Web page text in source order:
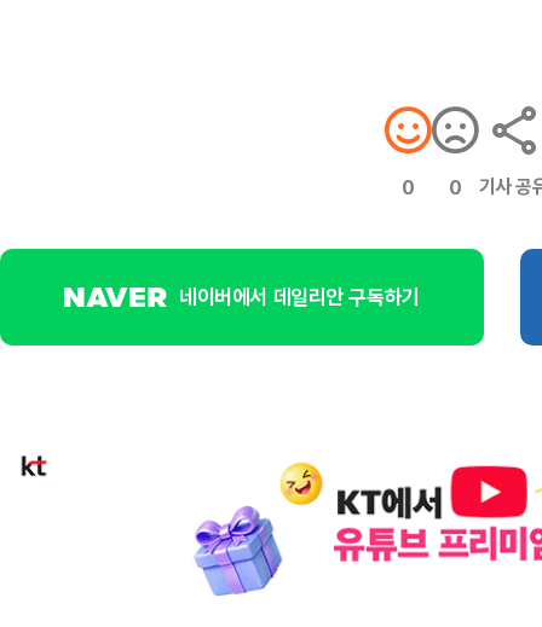
0 0 기사 공
네이버에서 데일리안 구독하기